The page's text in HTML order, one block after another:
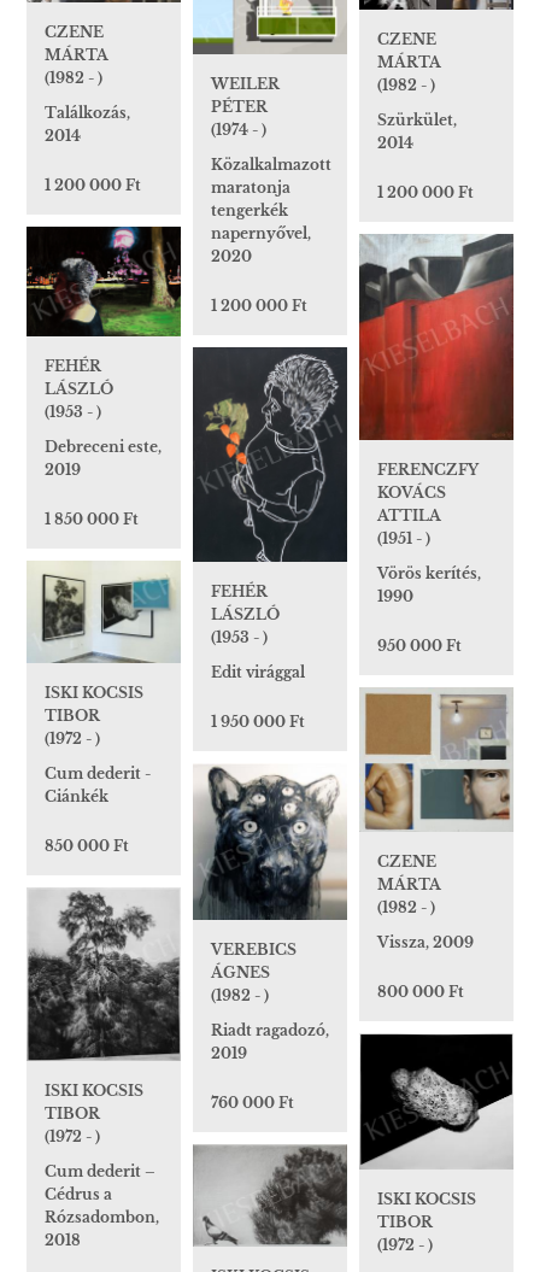
CZENE
MÁRTA
(1982 - )
Találkozás,
2014
1 200 000 Ft
WEILER
PÉTER
(1974 - )
Közalkalmazott
maratonja
tengerkék
napernyővel,
2020
1 200 000 Ft
CZENE
MÁRTA
(1982 - )
Szürkület,
2014
1 200 000 Ft
FEHÉR
LÁSZLÓ
(1953 - )
Debreceni este,
2019
1 850 000 Ft
FERENCZFY
KOVÁCS
ATTILA
(1951 - )
Vörös kerítés,
1990
950 000 Ft
FEHÉR
LÁSZLÓ
(1953 - )
Edit virággal
1 950 000 Ft
ISKI KOCSIS
TIBOR
(1972 - )
Cum dederit -
Ciánkék
850 000 Ft
CZENE
MÁRTA
(1982 - )
Vissza, 2009
800 000 Ft
VEREBICS
ÁGNES
(1982 - )
Riadt ragadozó,
2019
760 000 Ft
ISKI KOCSIS
TIBOR
(1972 - )
Cum dederit –
Cédrus a
Rózsadombon,
2018
ISKI KOCSIS
TIBOR
(1972 - )